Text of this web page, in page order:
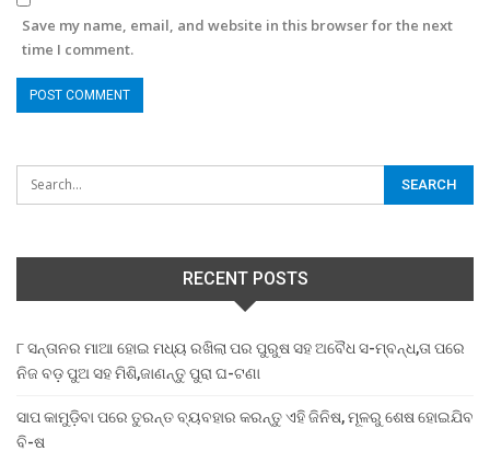
Save my name, email, and website in this browser for the next
time I comment.
RECENT POSTS
୮ ସନ୍ତାନର ମାଆ ହୋଇ ମଧ୍ୟ ରଖିଲା ପର ପୁରୁଷ ସହ ଅବୈଧ ସ-ମ୍ବନ୍ଧ,ତା ପରେ
ନିଜ ବଡ଼ ପୁଅ ସହ ମିଶି,ଜାଣନ୍ତୁ ପୁରା ଘ-ଟଣା
ସାପ କାମୁଡ଼ିବା ପରେ ତୁରନ୍ତ ବ୍ୟବହାର କରନ୍ତୁ ଏହି ଜିନିଷ, ମୂଳରୁ ଶେଷ ହୋଇଯିବ
ବି-ଷ